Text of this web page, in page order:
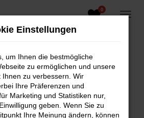
0
FÜR
Einstellungen
um Ihnen die bestmögliche
zu ermöglichen und unsere
Ihnen zu verbessern. Wir
Ihre Präferenzen und
Marketing und Statistiken nur,
geben. Wenn Sie zu
Ihre Meinung ändern, können